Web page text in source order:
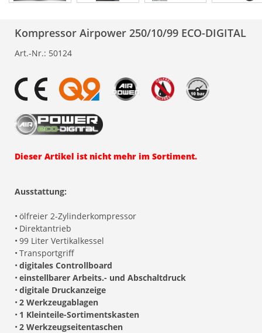
Kompressor Airpower 250/10/99 ECO-DIGITAL
Art.-Nr.: 50124
Dieser Artikel ist nicht mehr im Sortiment.
Ausstattung:
• ölfreier 2-Zylinderkompressor
• Direktantrieb
• 99 Liter Vertikalkessel
• Transportgriff
• digitales Controllboard
• einstellbarer Arbeits.- und Abschaltdruck
• digitale Druckanzeige
• 2 Werkzeugablagen
• 1 Kleinteile-Sortimentskasten
• 2 Werkzeugseitentaschen